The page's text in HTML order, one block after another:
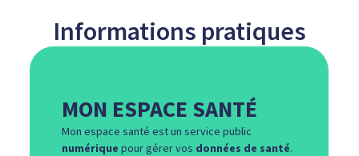
Informations pratiques
MON ESPACE SANTÉ
Mon espace santé est un service public
numérique pour gérer vos données de santé.